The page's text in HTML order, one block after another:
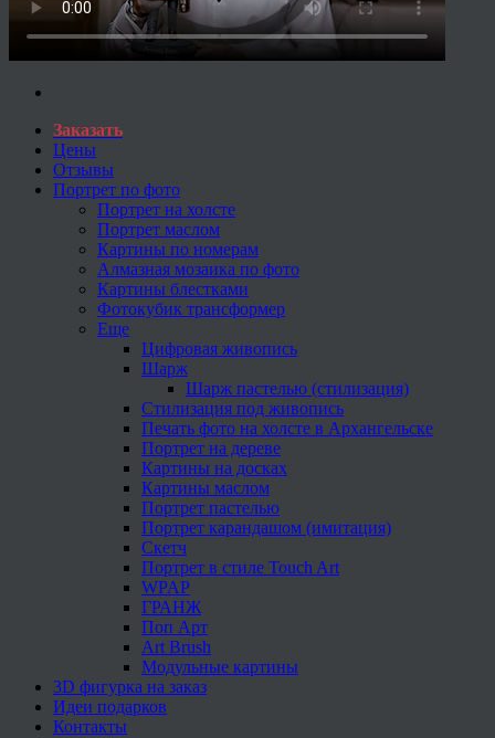
Заказать
Цены
Отзывы
Портрет по фото
Портрет на холсте
Портрет маслом
Картины по номерам
Алмазная мозаика по фото
Картины блестками
Фотокубик трансформер
Еще
Цифровая живопись
Шарж
Шарж пастелью (стилизация)
Стилизация под живопись
Печать фото на холсте в Архангельске
Портрет на дереве
Картины на досках
Картины маслом
Портрет пастелью
Портрет карандашом (имитация)
Скетч
Портрет в стиле Touch Art
WPAP
ГРАНЖ
Поп Арт
Art Brush
Модульные картины
3D фигурка на заказ
Идеи подарков
Контакты